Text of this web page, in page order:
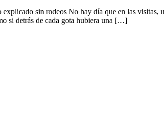
sin rodeos No hay día que en las
si detrás de cada gota hubiera una […]